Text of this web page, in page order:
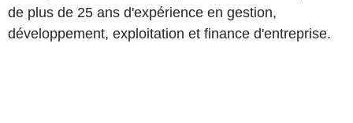
de plus de 25 ans d'expérience en gestion,
développement, exploitation et finance d'entreprise.